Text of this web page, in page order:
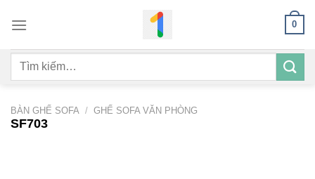
qua
dung
0
Tìm
BÀN GHẾ SOFA / GHẾ SOFA VĂN PHÒNG
SF703